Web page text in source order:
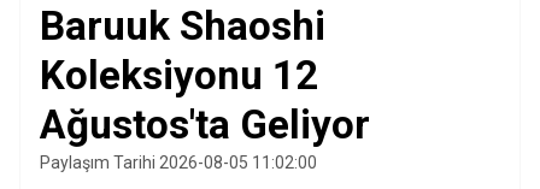
Baruuk Shaoshi
Koleksiyonu 12
Ağustos'ta Geliyor
Paylaşım Tarihi 2026-08-05 11:02:00